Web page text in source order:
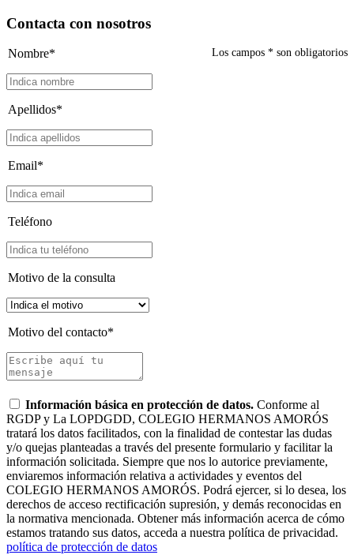
Contacta con nosotros
Los campos * son obligatorios
Nombre*
Apellidos*
Email*
Teléfono
Motivo de la consulta
Motivo del contacto*
Información básica en protección de datos. Conforme al
RGDP y La LOPDGDD, COLEGIO HERMANOS AMORÓS
tratará los datos facilitados, con la finalidad de contestar las dudas
y/o quejas planteadas a través del presente formulario y facilitar la
información solicitada. Siempre que nos lo autorice previamente,
enviaremos información relativa a actividades y eventos del
COLEGIO HERMANOS AMORÓS. Podrá ejercer, si lo desea, los
derechos de acceso rectificación supresión, y demás reconocidas en
la normativa mencionada. Obtener más información acerca de cómo
estamos tratando sus datos, acceda a nuestra política de privacidad.
política de protección de datos